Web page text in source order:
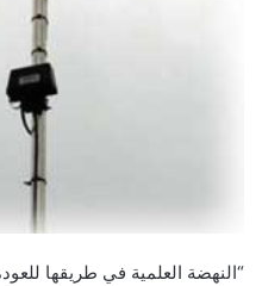
“النهضة العلمية في طريقها